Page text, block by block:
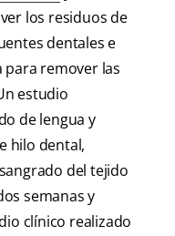
los residuos de
dentales e
para remover las
estudio
de lengua y
hilo dental,
del tejido
semanas y
clínico realizado